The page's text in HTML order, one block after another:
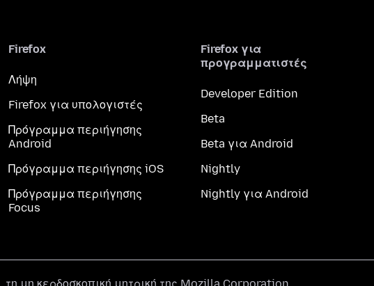
Firefox
Λήψη
Firefox για υπολογιστές
Πρόγραμμα περιήγησης
Android
Πρόγραμμα περιήγησης iOS
Πρόγραμμα περιήγησης
Focus
Firefox για
προγραμματιστές
Developer Edition
Beta
Beta για Android
Nightly
Nightly για Android